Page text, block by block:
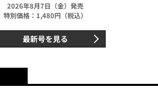
2026年8月7日（金）発売
特別価格：1,480円（税込）
最新号を見る